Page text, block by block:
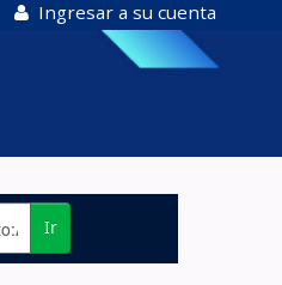
Ingresar a su cuenta
Ir